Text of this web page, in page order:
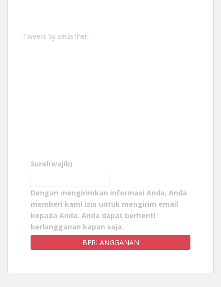
Tweets by setia1heri
Surel(wajib)
Dengan mengirimkan informasi Anda, Anda
memberi kami izin untuk mengirim email
kepada Anda. Anda dapat berhenti
berlangganan kapan saja.
BERLANGGANAN